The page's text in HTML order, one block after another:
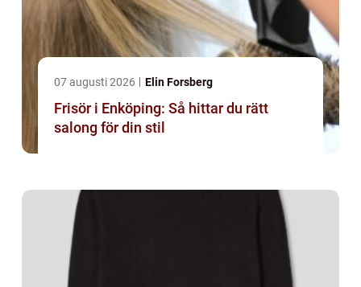
07 augusti 2026 Elin Forsberg
Frisör i Enköping: Så hittar du rätt
salong för din stil